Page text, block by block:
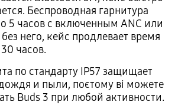
Беспроводная гарнитура
5 часов с включенным АNC или
него, кейс продлевает время
часов.
по стандарту IP57 защищает
и пыли, поєтому ві можете
Buds 3 при любой активности.